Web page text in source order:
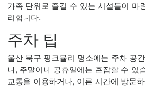
가족 단위로 즐길 수 있는 시설들이 마
리합니다.
주차 팁
울산 북구 핑크뮬리 명소에는 주차 공
나, 주말이나 공휴일에는 혼잡할 수 있
교통을 이용하거나, 이른 시간에 방문